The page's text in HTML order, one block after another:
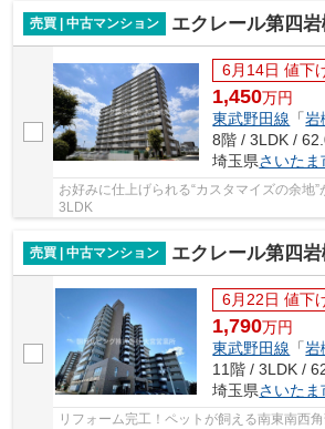
売買 | 中古マンション エクレール第四岩槻／初めての購入・リ
6月14日 値下
1,450万円
東武野田線 「岩
8階 / 3LDK /
埼玉県さいた
お好みに仕上げられる“カスタマイズの余地
3LDK
売買 | 中古マンション エクレール第四
6月22日 値下
1,790万円
東武野田線 「岩
11階 / 3LDK /
埼玉県さいた
リフォーム完工！ペットが飼える南東南西